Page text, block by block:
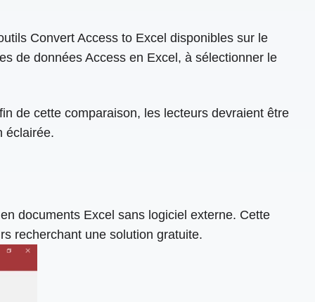
Convert Access to Excel disponibles sur le
de données Access en Excel, à sélectionner le
de cette comparaison, les lecteurs devraient être
éclairée.
documents Excel sans logiciel externe. Cette
recherchant une solution gratuite.